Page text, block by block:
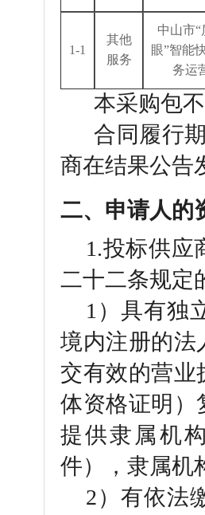
1-1
其他
服务
中山市“
眼”智能
务运
本采购包
合同履行
商在结果公告
二、申请人的
1.投标供应
二十二条规定
1）具有独
境内注册的法
交有效的营业
体资格证明）
提供隶属机
件），隶属机
2）有依法